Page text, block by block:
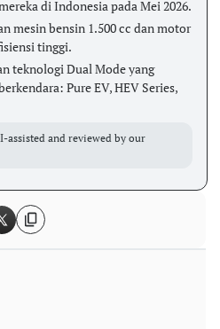
di Indonesia pada Mei 2026.
mesin bensin 1.500 cc dan motor
tinggi.
teknologi Dual Mode yang
Pure EV, HEV Series,
assisted and reviewed by our